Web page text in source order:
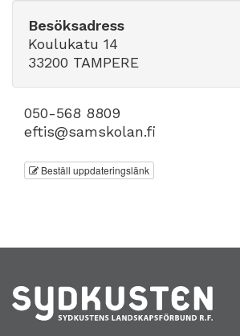
Besöksadress
Koulukatu 14
33200 TAMPERE
050-568 8809
eftis@samskolan.fi
Beställ uppdateringslänk